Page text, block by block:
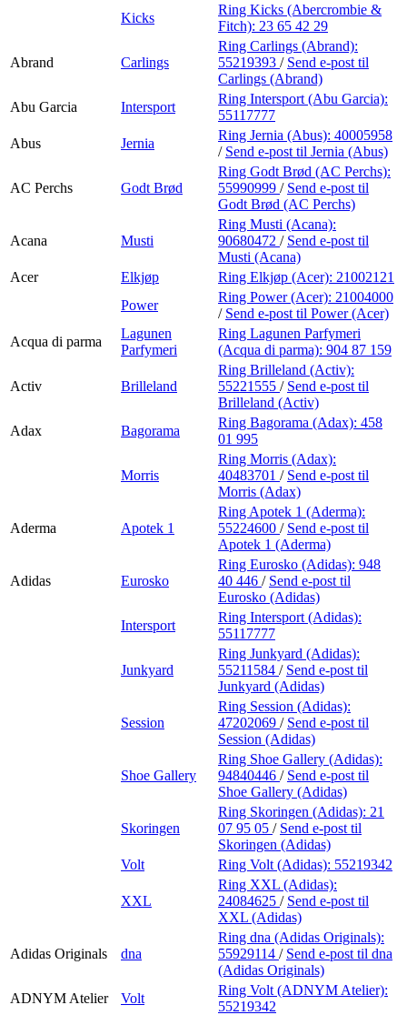
Kicks
Ring Kicks (Abercrombie &
Fitch): 23 65 42 29
Abrand Carlings
Ring Carlings (Abrand):
55219393 / Send e-post til
Carlings (Abrand)
Abu Garcia
Intersport
Ring Intersport (Abu Garcia):
55117777
Abus
Jernia
Ring Jernia (Abus): 40005958
/ Send e-post til Jernia (Abus)
AC Perchs Godt Brød
Ring Godt Brød (AC Perchs):
55990999 / Send e-post til
Godt Brød (AC Perchs)
Acana Musti
Ring Musti (Acana):
90680472 / Send e-post til
Musti (Acana)
Acer
Elkjøp Ring Elkjøp (Acer): 21002121
Power
Ring Power (Acer): 21004000
/ Send e-post til Power (Acer)
Acqua di parma
Lagunen
Parfymeri
Ring Lagunen Parfymeri
(Acqua di parma): 904 87 159
Activ Brilleland
Ring Brilleland (Activ):
55221555 / Send e-post til
Brilleland (Activ)
Adax
Bagorama
Ring Bagorama (Adax): 458
01 995
Morris
Ring Morris (Adax):
40483701 / Send e-post til
Morris (Adax)
Aderma Apotek 1
Ring Apotek 1 (Aderma):
55224600 / Send e-post til
Apotek 1 (Aderma)
Adidas Eurosko
Ring Eurosko (Adidas): 948
40 446 / Send e-post til
Eurosko (Adidas)
Intersport
Ring Intersport (Adidas):
55117777
Junkyard
Ring Junkyard (Adidas):
55211584 / Send e-post til
Junkyard (Adidas)
Session
Ring Session (Adidas):
47202069 / Send e-post til
Session (Adidas)
Shoe Gallery
Ring Shoe Gallery (Adidas):
94840446 / Send e-post til
Shoe Gallery (Adidas)
Skoringen
Ring Skoringen (Adidas): 21
07 95 05 / Send e-post til
Skoringen (Adidas)
Volt
Ring Volt (Adidas): 55219342
XXL
Ring XXL (Adidas):
24084625 / Send e-post til
XXL (Adidas)
Adidas Originals dna
Ring dna (Adidas Originals):
55929114 / Send e-post til dna
(Adidas Originals)
ADNYM Atelier
Volt
Ring Volt (ADNYM Atelier):
55219342